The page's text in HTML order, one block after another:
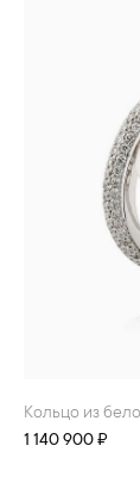
Кольцо из
1 140 900 ₽